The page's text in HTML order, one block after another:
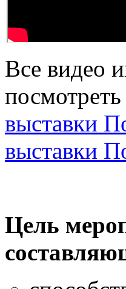
Все видео
посмотреть
выставки
выставки
Цель